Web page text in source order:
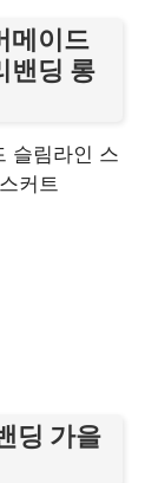
메이드
밴딩 롱
딩 가을